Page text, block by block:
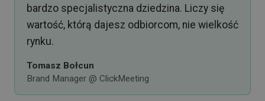
bardzo specjalistyczna dziedzina. Liczy się
wartość, którą dajesz odbiorcom, nie wielkość
rynku.
Tomasz Bołcun
Brand Manager @ ClickMeeting